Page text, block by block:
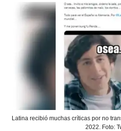
Latina recibió muchas críticas por no
2022. Foto: